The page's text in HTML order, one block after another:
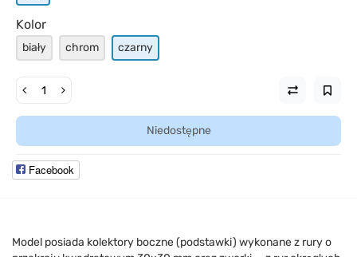
Kolor
biały chrom czarny
Niedostępne
Facebook
Model posiada kolektory boczne (podstawki) wykonane z rury o